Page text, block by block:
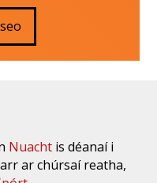
Nuacht is déanaí i
ar chúrsaí reatha,